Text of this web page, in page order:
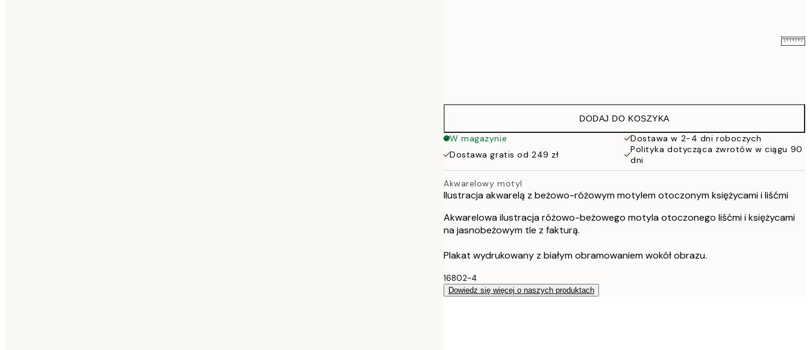
DODAJ DO KOSZYKA
W magazynie
Dostawa w 2-4 dni roboczych
Dostawa gratis od 249 zł
Polityka dotycząca zwrotów w ciągu 90
dni
Akwarelowy motyl
Ilustracja akwarelą z beżowo-różowym motylem otoczonym księżycami i liśćmi
Akwarelowa ilustracja różowo-beżowego motyla otoczonego liśćmi i księżycami
na jasnobeżowym tle z fakturą.
Plakat wydrukowany z białym obramowaniem wokół obrazu.
16802-4
Dowiedz się więcej o naszych produktach